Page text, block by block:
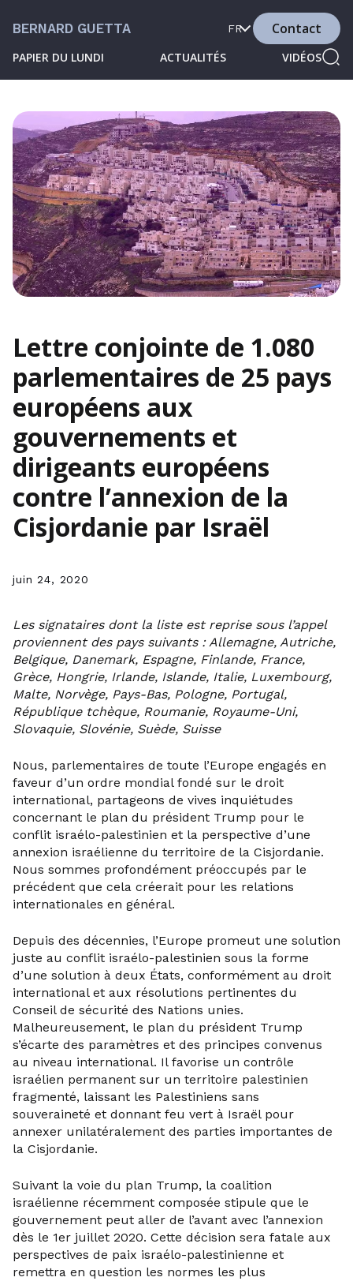
BERNARD GUETTA
PAPIER DU LUNDI ACTUALITÉS VIDÉOS
FR Contact
Lettre conjointe de 1.080
parlementaires de 25 pays
européens aux
gouvernements et
dirigeants européens
contre l’annexion de la
Cisjordanie par Israël
juin 24, 2020
Les signataires dont la liste est reprise sous l’appel
proviennent des pays suivants : Allemagne, Autriche,
Belgique, Danemark, Espagne, Finlande, France,
Grèce, Hongrie, Irlande, Islande, Italie, Luxembourg,
Malte, Norvège, Pays-Bas, Pologne, Portugal,
République tchèque, Roumanie, Royaume-Uni,
Slovaquie, Slovénie, Suède, Suisse
Nous, parlementaires de toute l’Europe engagés en
faveur d’un ordre mondial fondé sur le droit
international, partageons de vives inquiétudes
concernant le plan du président Trump pour le
conflit israélo-palestinien et la perspective d’une
annexion israélienne du territoire de la Cisjordanie.
Nous sommes profondément préoccupés par le
précédent que cela créerait pour les relations
internationales en général.
Depuis des décennies, l’Europe promeut une solution
juste au conflit israélo-palestinien sous la forme
d’une solution à deux États, conformément au droit
international et aux résolutions pertinentes du
Conseil de sécurité des Nations unies.
Malheureusement, le plan du président Trump
s’écarte des paramètres et des principes convenus
au niveau international. Il favorise un contrôle
israélien permanent sur un territoire palestinien
fragmenté, laissant les Palestiniens sans
souveraineté et donnant feu vert à Israël pour
annexer unilatéralement des parties importantes de
la Cisjordanie.
Suivant la voie du plan Trump, la coalition
israélienne récemment composée stipule que le
gouvernement peut aller de l’avant avec l’annexion
dès le 1er juillet 2020. Cette décision sera fatale aux
perspectives de paix israélo-palestinienne et
remettra en question les normes les plus